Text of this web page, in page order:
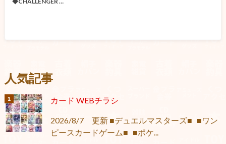
人気記事
カード WEBチラシ
2026/8/7 更新 ■デュエルマスターズ■ ■ワン
ピースカードゲーム■ ■ポケ...